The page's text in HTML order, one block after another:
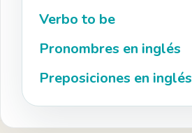
Verbo to be
Pronombres en inglés
Preposiciones en inglés